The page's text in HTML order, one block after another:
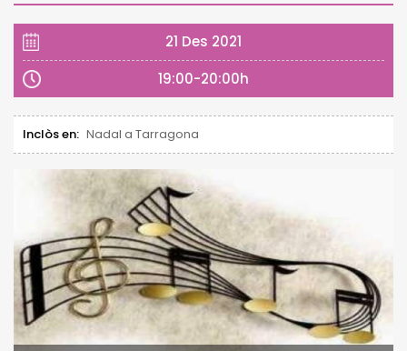
21 Des 2021
19:00-20:00h
Inclòs en: Nadal a Tarragona